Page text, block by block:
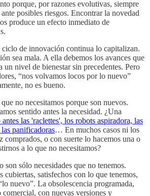
porque, por razones evolutivas, siempre
posibles riesgos. Encontrar la novedad
produce un efecto inmediato de
de innovación continua lo capitalizan.
sea mala. A ella debemos los avances que
un nivel de bienestar sin precedentes. Pero
“nos volvamos locos por lo nuevo”
no es bueno.
no necesitamos porque son nuevos.
sentido antes la necesidad. ¿Una
las 'raclettes', los robots aspiradora, las
panificadoras… En muchos casos ni los
comprados, o con suerte lo hacemos una o
a lo que no necesitamos?
sólo necesidades que no tenemos.
cubiertas, satisfechos con lo que tenemos,
nuevo”. La obsolescencia programada,
con nuevas versiones y